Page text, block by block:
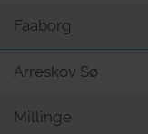
Faaborg
Arreskov Sø
Millinge